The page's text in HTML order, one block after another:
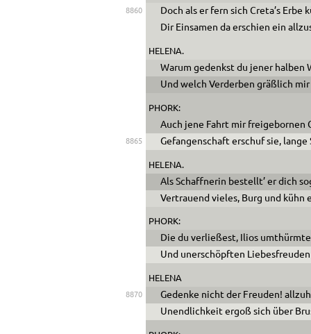
8860
Doch als er fern sich Creta’s Erbe
Dir Einsamen da erschien ein
HELENA.
Warum gedenkst du jener halben
Und welch Verderben gräßlich mir
PHORK:
Auch jene Fahrt mir freigebornen
8865 Gefangenschaft erschuf sie, lange
HELENA.
Als Schaffnerin bestellt’ er dich
Vertrauend vieles, Burg und kühn
PHORK:
Die du verließest, Ilios
Und unerschöpften
HELENA
8870
Gedenke nicht der Freuden!
Unendlichkeit ergoß sich über